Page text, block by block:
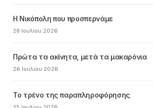
Η Νικόπολη που προσπερνάμε
28 Ιουλίου 2026
Πρώτα τα ακίνητα, μετά τα μακαρόνια
26 Ιουλίου 2026
Το τρένο της παραπληροφόρησης